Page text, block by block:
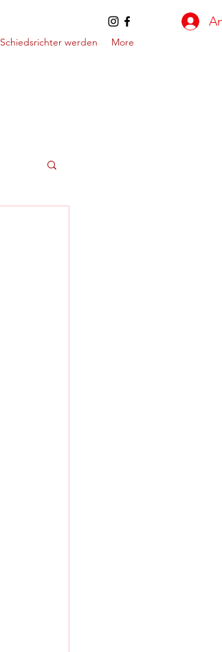
Schiedsrichter werden More